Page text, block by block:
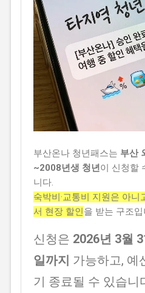
부산온나 청년패스는 부산
~2008년생 청년이 신청할
니다.
숙박비·교통비 지원은 아니
서 현장 할인을 받는 구조입
신청은 2026년 3월
일까지 가능하고, 예
기 종료될 수 있습니